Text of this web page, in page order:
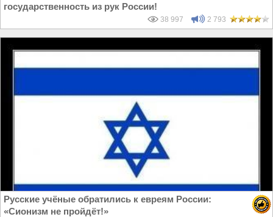
государственность из рук России!
38 997 2 793
Русские учёные обратились к евреям России:
«Сионизм не пройдёт!»